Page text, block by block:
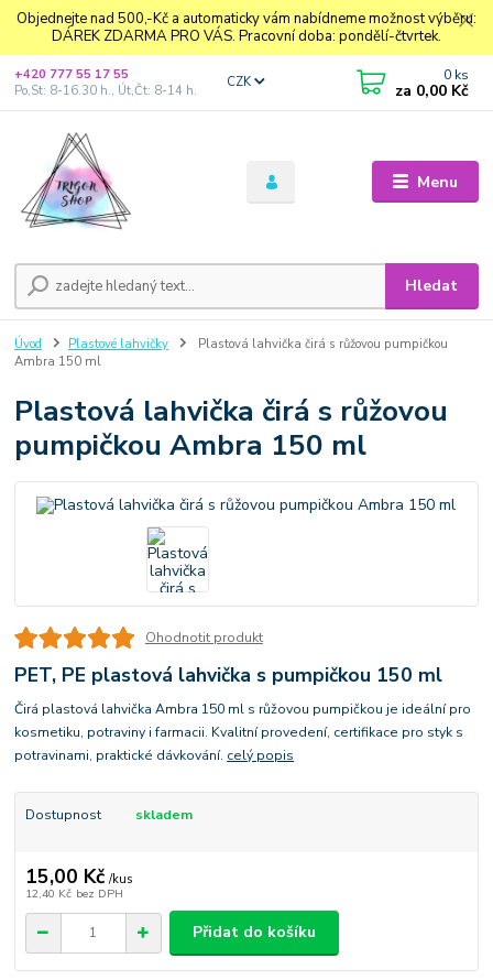
Objednejte nad 500,-Kč a automaticky vám nabídneme možnost výběru:
DÁREK ZDARMA PRO VÁS. Pracovní doba: pondělí-čtvrtek.
Menu
CZK
Hledat
+420 777 55 17 55
Po,St: 8-16.30 h., Út,Čt: 8-14 h.
0 ks
za 0,00 Kč
Úvod Plastové lahvičky
Plastová lahvička čirá s růžovou pumpičkou
Ambra 150 ml
Plastová lahvička čirá s růžovou
pumpičkou Ambra 150 ml
Ohodnotit produkt
PET, PE plastová lahvička s pumpičkou 150 ml
Čirá plastová lahvička Ambra 150 ml s růžovou pumpičkou je ideální pro
kosmetiku, potraviny i farmacii. Kvalitní provedení, certifikace pro styk s
potravinami, praktické dávkování. celý popis
Dostupnost skladem
15,00 Kč /kus
12,40 Kč bez DPH
Přidat do košíku